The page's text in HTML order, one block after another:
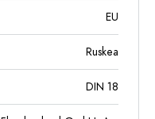
EU
Ruskea
DIN 18